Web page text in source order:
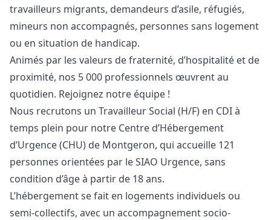
travailleurs migrants, demandeurs d’asile, réfugiés,
mineurs non accompagnés, personnes sans logement
ou en situation de handicap.
Animés par les valeurs de fraternité, d’hospitalité et de
proximité, nos 5 000 professionnels œuvrent au
quotidien. Rejoignez notre équipe !
Nous recrutons un Travailleur Social (H/F) en CDI à
temps plein pour notre Centre d’Hébergement
d’Urgence (CHU) de Montgeron, qui accueille 121
personnes orientées par le SIAO Urgence, sans
condition d’âge à partir de 18 ans.
L’hébergement se fait en logements individuels ou
semi-collectifs, avec un accompagnement socio-